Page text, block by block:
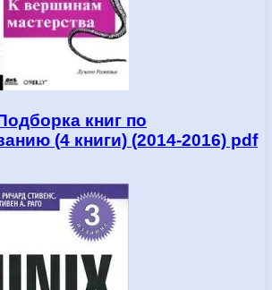
книг по
(4 книги) (2014-2016) pdf